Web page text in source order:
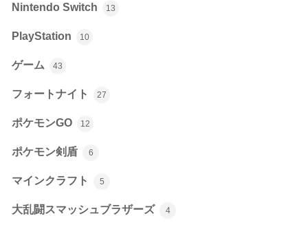
Nintendo Switch 13
PlayStation 10
ゲーム 43
フォートナイト 27
ポケモンGO 12
ポケモン剣盾 6
マインクラフト 5
大乱闘スマッシュブラザーズ 4